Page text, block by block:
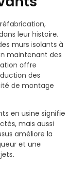
leur histoire.
murs isolants à
maintenant des
offre
des
de montage
en usine signifie
mais aussi
améliore la
et une